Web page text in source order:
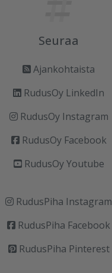
Seuraa
Ajankohtaista
RudusOy LinkedIn
RudusOy Instagram
RudusOy Facebook
RudusOy Youtube
RudusPiha Instagram
RudusPiha Facebook
RudusPiha Pinterest